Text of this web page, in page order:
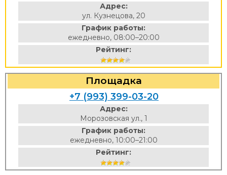
Адрес:
ул. Кузнецова, 20
График работы:
ежедневно, 08:00–20:00
Рейтинг:
Площадка
+7 (993) 399-03-20
Адрес:
Морозовская ул., 1
График работы:
ежедневно, 10:00–21:00
Рейтинг: